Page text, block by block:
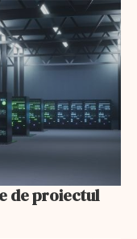
de proiectul